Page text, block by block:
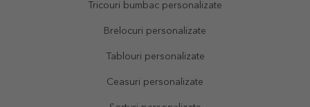
Tricouri bumbac personalizate
Brelocuri personalizate
Tablouri personalizate
Ceasuri personalizate